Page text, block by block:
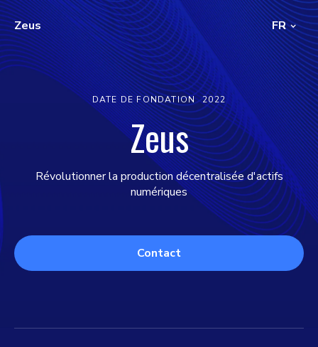
Zeus FR
DATE DE FONDATION 2022
Zeus
Révolutionner la production décentralisée d'actifs
numériques
Contact